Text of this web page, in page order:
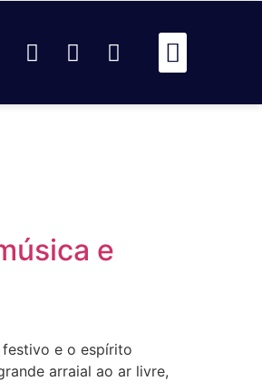
e
festivo e o espírito
arraial ao ar livre,